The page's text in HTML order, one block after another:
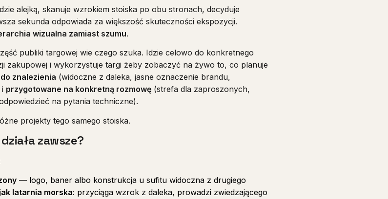
alejką, skanuje wzrokiem stoiska po obu stronach, decyduje
sekunda odpowiada za większość skuteczności ekspozycji.
wizualna zamiast szumu.
publiki targowej wie czego szuka. Idzie celowo do konkretnego
zakupowej i wykorzystuje targi żeby zobaczyć na żywo to, co planuje
do znalezienia (widoczne z daleka, jasne oznaczenie brandu,
i przygotowane na konkretną rozmowę (strefa dla zaproszonych,
na pytania techniczne).
projekty tego samego stoiska.
zawsze?
— logo, baner albo konstrukcja u sufitu widoczna z drugiego
latarnia morska: przyciąga wzrok z daleka, prowadzi zwiedzającego